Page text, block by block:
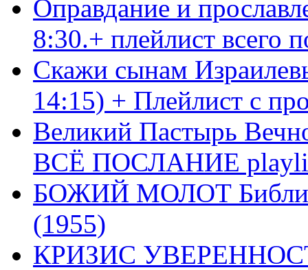
Оправдание и
8:30.+ плейлист
Скажи сынам
14:15) + Плейлист с
Великий Пастырь
ВСЁ ПОСЛАНИЕ
БОЖИЙ МОЛОТ Библия
(1955)
КРИЗИС